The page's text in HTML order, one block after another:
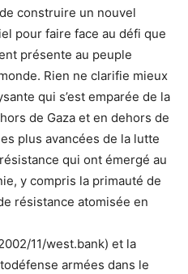
construire un nouvel
pour faire face au défi que
présente au peuple
Rien ne clarifie mieux
qui s’est emparée de la
de Gaza et en dehors de
plus avancées de la lutte
qui ont émergé au
y compris la primauté de
résistance atomisée en
11/west.bank) et la
armées dans le